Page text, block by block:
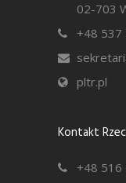
02-703
+48 537
pltr.pl
Kontakt
+48 516